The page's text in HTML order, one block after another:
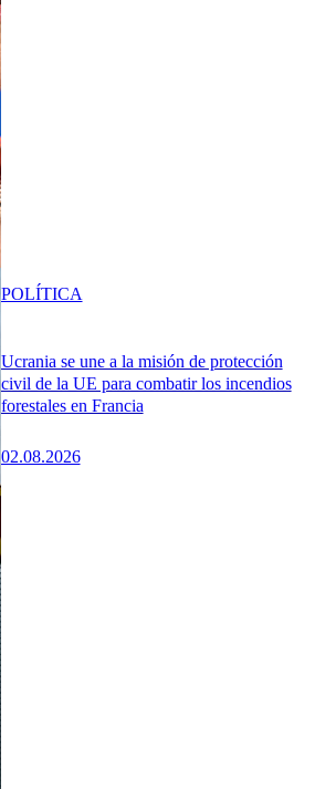
Ucrania se une a la misión de protección
civil de la UE para combatir los incendios
forestales en Francia
02.08.2026
POLÍTICA